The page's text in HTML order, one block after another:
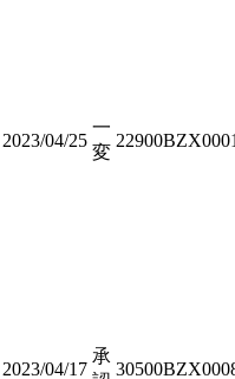
2023/04/25
一
変
2023/04/17
承